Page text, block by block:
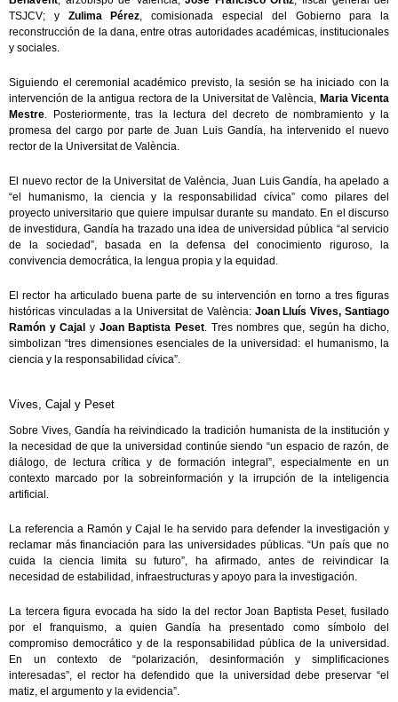
TSJCV; y Zulima Pérez, comisionada especial del Gobierno para la
reconstrucción de la dana, entre otras autoridades académicas, institucionales
y sociales.
Siguiendo el ceremonial académico previsto, la sesión se ha iniciado con la
intervención de la antigua rectora de la Universitat de València, Maria Vicenta
Mestre. Posteriormente, tras la lectura del decreto de nombramiento y la
promesa del cargo por parte de Juan Luis Gandía, ha intervenido el nuevo
rector de la Universitat de València.
El nuevo rector de la Universitat de València, Juan Luis Gandía, ha apelado a
“el humanismo, la ciencia y la responsabilidad cívica” como pilares del
proyecto universitario que quiere impulsar durante su mandato. En el discurso
de investidura, Gandía ha trazado una idea de universidad pública “al servicio
de la sociedad”, basada en la defensa del conocimiento riguroso, la
convivencia democrática, la lengua propia y la equidad.
El rector ha articulado buena parte de su intervención en torno a tres figuras
históricas vinculadas a la Universitat de València: Joan Lluís Vives, Santiago
Ramón y Cajaly Joan Baptista Peset. Tres nombres que, según ha dicho,
simbolizan “tres dimensiones esenciales de la universidad: el humanismo, la
ciencia y la responsabilidad cívica”.
Vives, Cajal y Peset
Sobre Vives, Gandía ha reivindicado la tradición humanista de la institución y
la necesidad de que la universidad continúe siendo “un espacio de razón, de
diálogo, de lectura crítica y de formación integral”, especialmente en un
contexto marcado por la sobreinformación y la irrupción de la inteligencia
artificial.
La referencia a Ramón y Cajal le ha servido para defender la investigación y
reclamar más financiación para las universidades públicas. “Un país que no
cuida la ciencia limita su futuro”, ha afirmado, antes de reivindicar la
necesidad de estabilidad, infraestructuras y apoyo para la investigación.
La tercera figura evocada ha sido la del rector Joan Baptista Peset, fusilado
por el franquismo, a quien Gandía ha presentado como símbolo del
compromiso democrático y de la responsabilidad pública de la universidad.
En un contexto de “polarización, desinformación y simplificaciones
interesadas”, el rector ha defendido que la universidad debe preservar “el
matiz, el argumento y la evidencia”.